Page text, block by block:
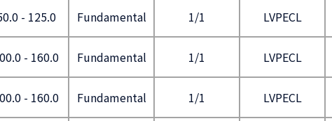
- 125.0 Fundamental 1/1 LVPECL
- 160.0 Fundamental 1/1 LVPECL
- 160.0 Fundamental 1/1 LVPECL